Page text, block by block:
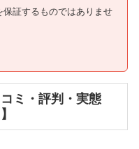
証するものではありませ
ミ・評判・実態